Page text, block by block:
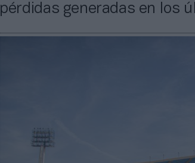
pérdidas generadas en los